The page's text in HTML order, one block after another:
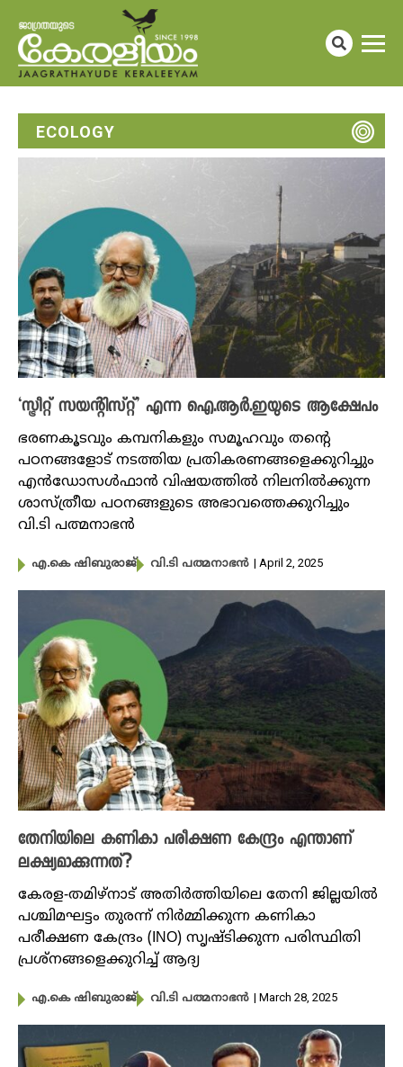
ECOLOGY
‘സ്ട്രീറ്റ് സയന്റിസ്റ്റ്’ എന്ന ഐ.ആർ.ഇയുടെ ആക്ഷേപം
ഭരണകൂടവും കമ്പനികളും സമൂഹവും തന്റെ
പഠനങ്ങളോട് നടത്തിയ പ്രതികരണങ്ങളെക്കുറിച്ചും
എൻഡോസൾഫാൻ വിഷയത്തിൽ നിലനിൽക്കുന്ന
ശാസ്ത്രീയ പഠനങ്ങളുടെ അഭാവത്തെക്കുറിച്ചും
വി.ടി പത്മനാഭൻ
എ.കെ ഷിബുരാജ് വി.ടി പത്മനാഭൻ | April 2, 2025
തേനിയിലെ കണികാ പരീക്ഷണ കേന്ദ്രം എന്താണ്
ലക്ഷ്യമാക്കുന്നത്?
കേരള-തമിഴ്നാട് അതിർത്തിയിലെ തേനി ജില്ലയിൽ
പശ്ചിമഘട്ടം തുരന്ന് നിർമ്മിക്കുന്ന കണികാ
പരീക്ഷണ കേന്ദ്രം (INO) സൃഷ്ടിക്കുന്ന പരിസ്ഥിതി
പ്രശ്നങ്ങളെക്കുറിച്ച് ആദ്യ
എ.കെ ഷിബുരാജ് വി.ടി പത്മനാഭൻ | March 28, 2025